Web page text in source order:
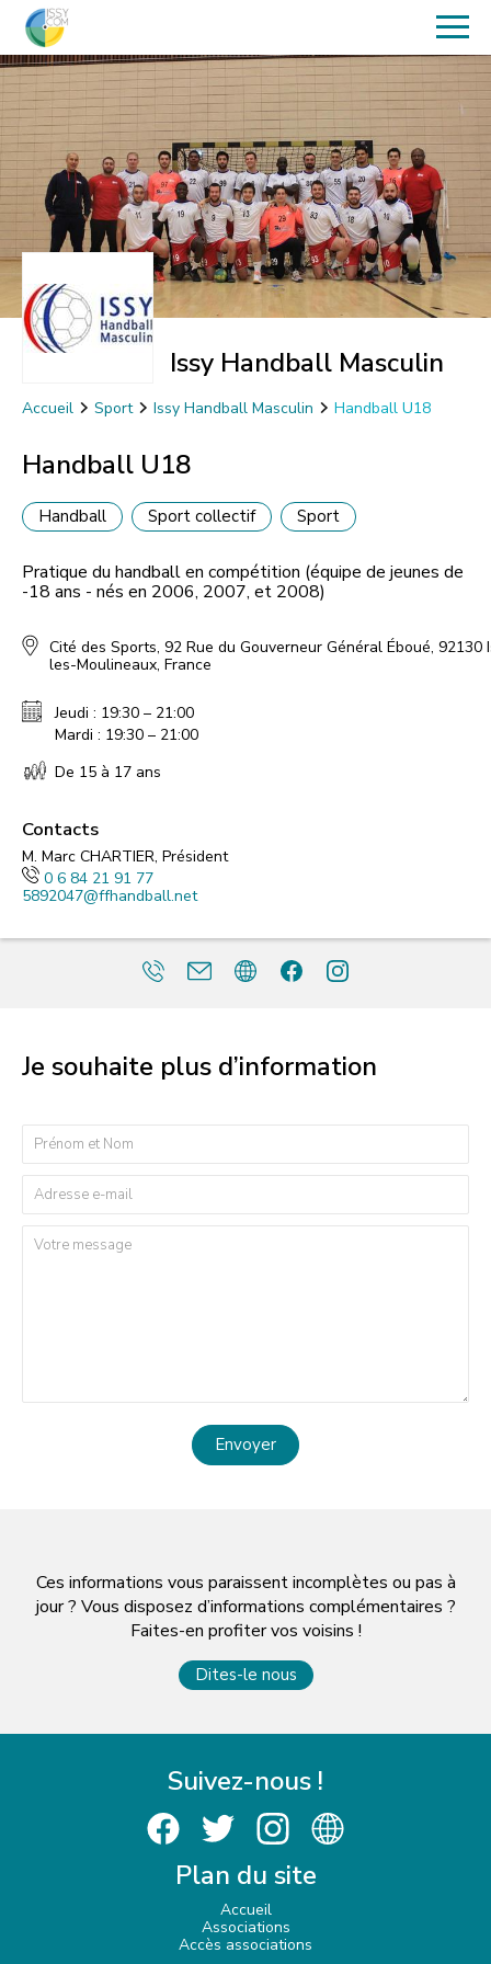
Issy Handball Masculin
Accueil Sport Issy Handball Masculin Handball U18
Handball U18
Handball Sport collectif Sport
Pratique du handball en compétition (équipe de jeunes de
-18 ans - nés en 2006, 2007, et 2008)
Cité des Sports, 92 Rue du Gouverneur Général Éboué, 92130
les-Moulineaux, France
Jeudi : 19:30 – 21:00
Mardi : 19:30 – 21:00
De 15 à 17 ans
Contacts
M. Marc CHARTIER, Président
0 6 84 21 91 77
5892047@ffhandball.net
Je souhaite plus d’information
Envoyer
Ces informations vous paraissent incomplètes ou pas à
jour ? Vous disposez d’informations complémentaires ?
Faites-en profiter vos voisins !
Dites-le nous
Suivez-nous !
Plan du site
Accueil
Associations
Accès associations